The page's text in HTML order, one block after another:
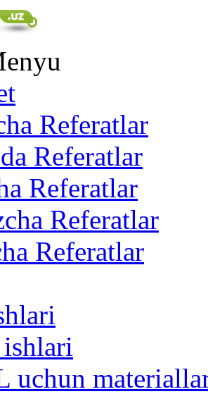
Referatlar
Referatlar
Referatlar
Referatlar
Referatlar
uchun